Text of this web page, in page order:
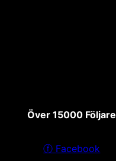
Över 15000 Följare
ⓕ Facebook